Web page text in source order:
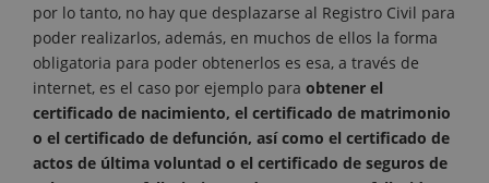
por lo tanto, no hay que desplazarse al Registro Civil para
poder realizarlos, además, en muchos de ellos la forma
obligatoria para poder obtenerlos es esa, a través de
internet, es el caso por ejemplo para obtener el
certificado de nacimiento, el certificado de matrimonio
o el certificado de defunción, así como el certificado de
actos de última voluntad o el certificado de seguros de